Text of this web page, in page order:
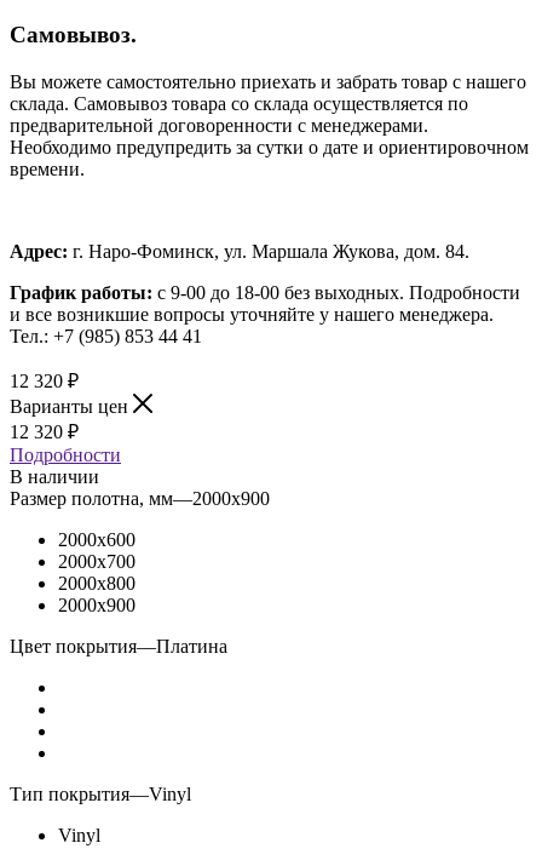
Самовывоз.
Вы можете самостоятельно приехать и забрать товар с нашего
склада. Самовывоз товара со склада осуществляется по
предварительной договоренности с менеджерами.
Необходимо предупредить за сутки о дате и ориентировочном
времени.
Адрес: г. Наро-Фоминск, ул. Маршала Жукова, дом. 84.
График работы: с 9-00 до 18-00 без выходных. Подробности
и все возникшие вопросы уточняйте у нашего менеджера.
Тел.: +7 (985) 853 44 41
12 320 ₽
Варианты цен
12 320 ₽
Подробности
В наличии
Размер полотна, мм—2000x900
2000x600
2000x700
2000x800
2000x900
Цвет покрытия—Платина
Тип покрытия—Vinyl
Vinyl